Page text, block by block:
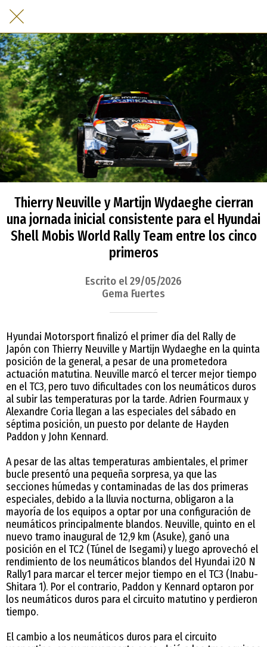
Thierry Neuville y Martijn Wydaeghe cierran
una jornada inicial consistente para el Hyundai
Shell Mobis World Rally Team entre los cinco
primeros
Escrito el 29/05/2026
Gema Fuertes
Hyundai Motorsport finalizó el primer día del Rally de
Japón con Thierry Neuville y Martijn Wydaeghe en la quinta
posición de la general, a pesar de una prometedora
actuación matutina. Neuville marcó el tercer mejor tiempo
en el TC3, pero tuvo dificultades con los neumáticos duros
al subir las temperaturas por la tarde. Adrien Fourmaux y
Alexandre Coria llegan a las especiales del sábado en
séptima posición, un puesto por delante de Hayden
Paddon y John Kennard.
A pesar de las altas temperaturas ambientales, el primer
bucle presentó una pequeña sorpresa, ya que las
secciones húmedas y contaminadas de las dos primeras
especiales, debido a la lluvia nocturna, obligaron a la
mayoría de los equipos a optar por una configuración de
neumáticos principalmente blandos. Neuville, quinto en el
nuevo tramo inaugural de 12,9 km (Asuke), ganó una
posición en el TC2 (Túnel de Isegami) y luego aprovechó el
rendimiento de los neumáticos blandos del Hyundai i20 N
Rally1 para marcar el tercer mejor tiempo en el TC3 (Inabu-
Shitara 1). Por el contrario, Paddon y Kennard optaron por
los neumáticos duros para el circuito matutino y perdieron
tiempo.
El cambio a los neumáticos duros para el circuito